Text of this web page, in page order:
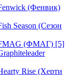
(Фенвик)
Season (Сезон
(ФМАГ) [5]
Rise (Херти